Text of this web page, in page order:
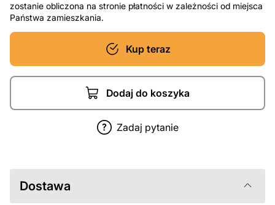
zostanie obliczona na stronie płatności w zależności od miejsca
Państwa zamieszkania.
Kup teraz
Dodaj do koszyka
Zadaj pytanie
Dostawa